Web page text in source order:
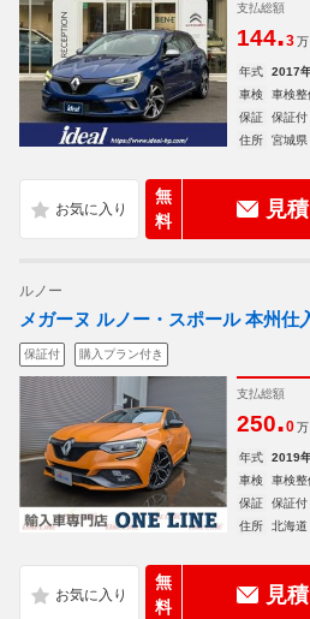
支払総額
144.3
年式 2017
車検
車検整
保証
保証付
住所
宮城県
無
料
見
ルノー
メガーヌ ルノー・スポール 本州仕
保証付 購入プラン付き
支払総額
250.0
年式 2019
車検
車検整
保証
保証付
住所
北海道
無
料
見